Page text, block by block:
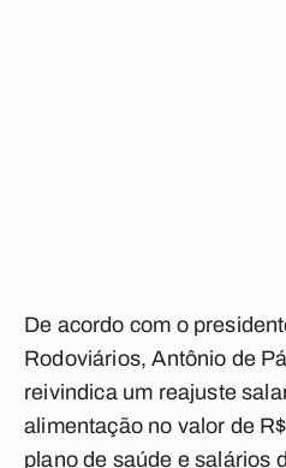
De acordo com o
Rodoviários, Antônio de
reivindica um reajuste
alimentação no valor de
plano de saúde e salários